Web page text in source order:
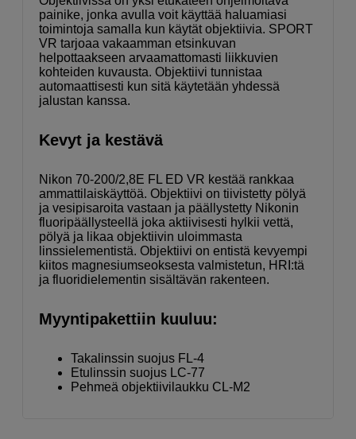
painike, jonka avulla voit käyttää haluamiasi
toimintoja samalla kun käytät objektiivia. SPORT
VR tarjoaa vakaamman etsinkuvan
helpottaakseen arvaamattomasti liikkuvien
kohteiden kuvausta. Objektiivi tunnistaa
automaattisesti kun sitä käytetään yhdessä
jalustan kanssa.
Kevyt ja kestävä
Nikon 70-200/2,8E FL ED VR kestää rankkaa
ammattilaiskäyttöä. Objektiivi on tiivistetty pölyä
ja vesipisaroita vastaan ja päällystetty Nikonin
fluoripäällysteellä joka aktiivisesti hylkii vettä,
pölyä ja likaa objektiivin uloimmasta
linssielementistä. Objektiivi on entistä kevyempi
kiitos magnesiumseoksesta valmistetun, HRI:tä
ja fluoridielementin sisältävän rakenteen.
Myyntipakettiin kuuluu:
Takalinssin suojus FL-4
Etulinssin suojus LC-77
Pehmeä objektiivilaukku CL-M2